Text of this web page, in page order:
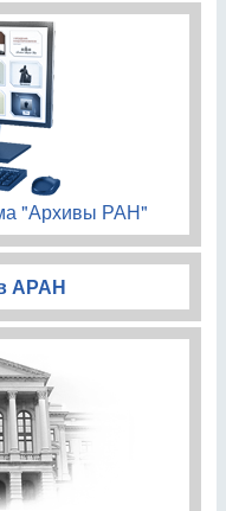
"Архивы РАН"
АРАН